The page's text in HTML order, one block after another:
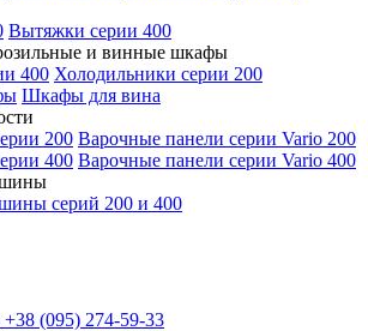
Вытяжки серии 400
и винные шкафы
400 Холодильники серии 200
Шкафы для вина
200 Варочные панели серии Vario 200
400 Варочные панели серии Vario 400
серий 200 и 400
+38 (095) 274-59-33